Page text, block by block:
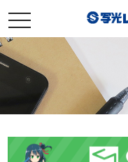
toggle
navigation